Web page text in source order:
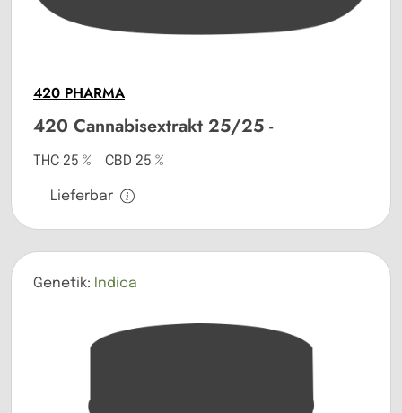
420 PHARMA
420 Cannabisextrakt 25/25 -
THC 25 % CBD 25 %
Lieferbar
Genetik: Indica